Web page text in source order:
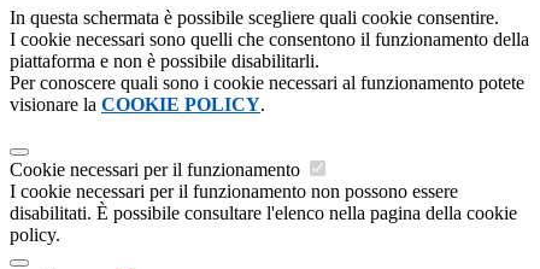
In questa schermata è possibile scegliere quali cookie consentire.
I cookie necessari sono quelli che consentono il funzionamento della
piattaforma e non è possibile disabilitarli.
Per conoscere quali sono i cookie necessari al funzionamento potete
visionare la COOKIE POLICY.
Cookie necessari per il funzionamento
I cookie necessari per il funzionamento non possono essere
disabilitati. È possibile consultare l'elenco nella pagina della cookie
policy.